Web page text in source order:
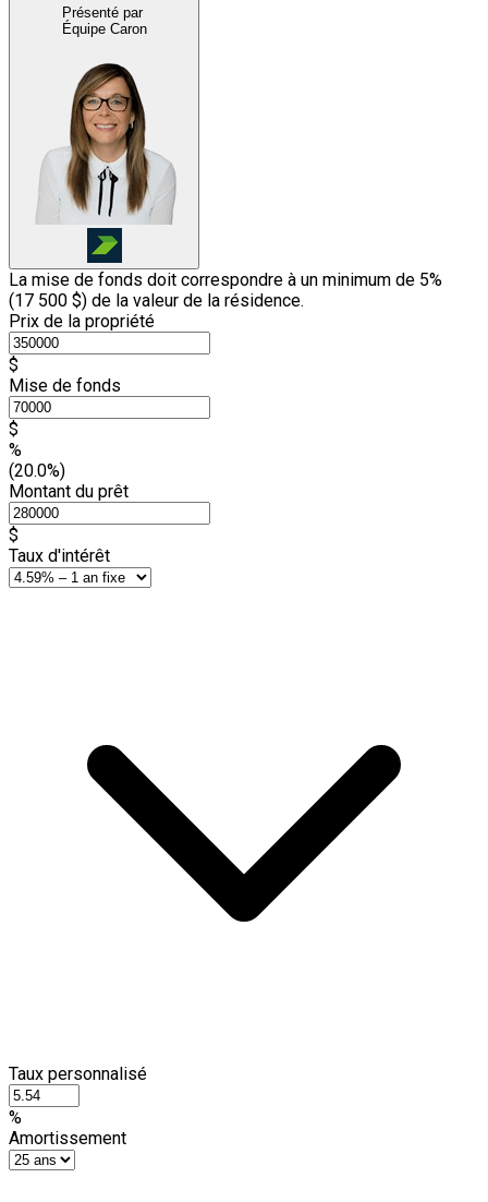
Présenté par
Équipe Caron
La mise de fonds doit correspondre à un minimum de 5%
(17 500 $) de la valeur de la résidence.
Prix de la propriété
$
Mise de fonds
$
%
(20.0%)
Montant du prêt
$
Taux d'intérêt
Taux personnalisé
%
Amortissement